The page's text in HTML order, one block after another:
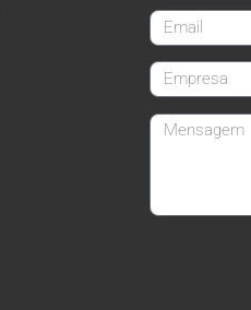
email
CompanyName
Message